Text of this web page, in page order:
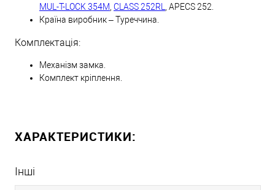
MUL-T-LOCK 354M CLASS 252RL
, APECS 252.
Країна виробник – Туреччина.
Комплектація:
Механізм замка.
Комплект кріплення.
ХАРАКТЕРИСТИКИ:
Інші